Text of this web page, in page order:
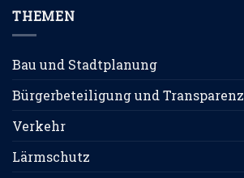
THEMEN
Bau und Stadtplanung
Bürgerbeteiligung und Transparenz
Verkehr
Lärmschutz